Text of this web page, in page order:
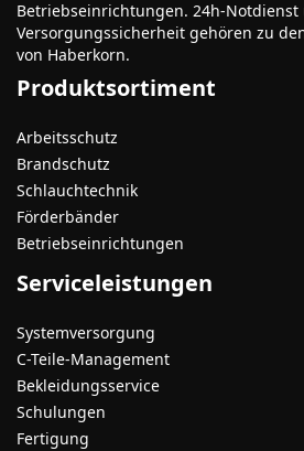
Betriebseinrichtungen. 24h-Notdienst
Versorgungssicherheit gehören zu
von Haberkorn.
Produktsortiment
Arbeitsschutz
Brandschutz
Schlauchtechnik
Förderbänder
Betriebseinrichtungen
Serviceleistungen
Systemversorgung
C-Teile-Management
Bekleidungsservice
Schulungen
Fertigung